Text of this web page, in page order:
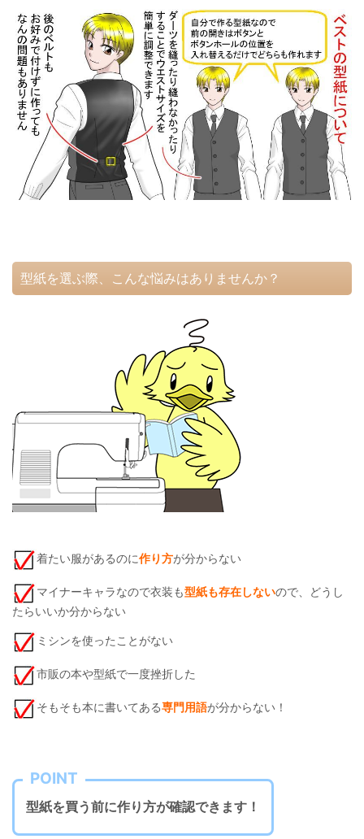
型紙を選ぶ際、こんな悩みはありませんか？
着たい服があるのに作り方が分からない
マイナーキャラなので衣装も型紙も存在しないので、どうし
たらいいか分からない
ミシンを使ったことがない
市販の本や型紙で一度挫折した
そもそも本に書いてある専門用語が分からない！
POINT
型紙を買う前に作り方が確認できます！